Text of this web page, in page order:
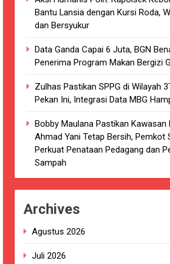
di puskesmas.
terkait Dugaan beredar nya Obat
Kabupaten Sukabumi Angkat
akan Kadaluarsa oleh Puskesmas
Bantu Lansia dengan Kursi Roda,
dan Bersyukur
Data Ganda Capai 6 Juta, BGN
Penerima Program Makan Bergizi
Zulhas Pastikan SPPG di Wilayah
Pekan Ini, Integrasi Data MBG
Bobby Maulana Pastikan Kawasan
Ahmad Yani Tetap Bersih, Pemkot
Perkuat Penataan Pedagang dan
Sampah
Archives
Agustus 2026
Juli 2026